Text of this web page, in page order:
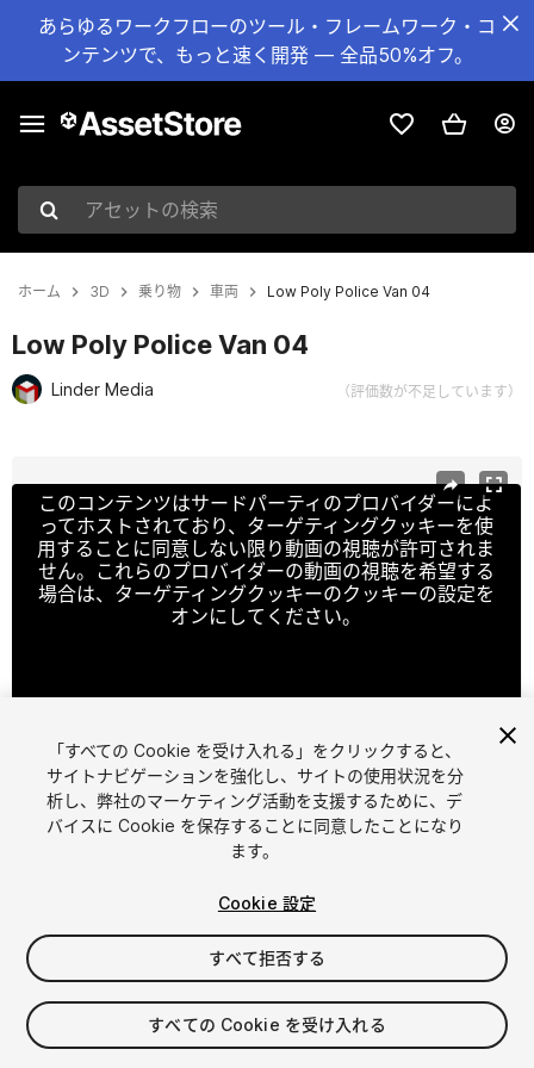
あらゆるワークフローのツール・フレームワーク・コ
ンテンツで、もっと速く開発 — 全品50%オフ。
アセットの検索
ホーム 3D 乗り物 車両 Low Poly Police Van 04
Low Poly Police Van 04
Linder Media （評価数が不足しています）
このコンテンツはサードパーティのプロバイダーによ
ってホストされており、ターゲティングクッキーを使
用することに同意しない限り動画の視聴が許可されま
せん。これらのプロバイダーの動画の視聴を希望する
場合は、ターゲティングクッキーのクッキーの設定を
オンにしてください。
1/ 18
$4.99
消費税は決済時に計算されます
「すべての Cookie を受け入れる」をクリックすると、
サイトナビゲーションを強化し、サイトの使用状況を分
析し、弊社のマーケティング活動を支援するために、デ
バイスに Cookie を保存することに同意したことになり
ます。
Cookie 設定
すべて拒否する
すべての Cookie を受け入れる